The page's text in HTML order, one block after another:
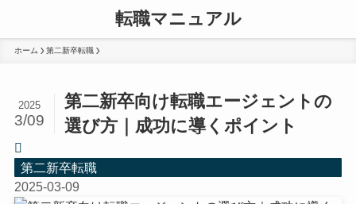
転職マニュアル
ホーム 第二新卒転職
第二新卒向け転職エージェントの
選び方｜成功に導くポイント
2025
3/09
第二新卒転職
2025-03-09